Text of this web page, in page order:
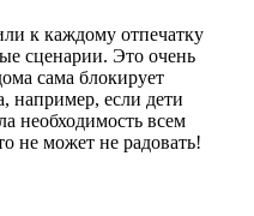
к каждому отпечатку
сценарии. Это очень
сама блокирует
например, если дети
необходимость всем
не может не радовать!